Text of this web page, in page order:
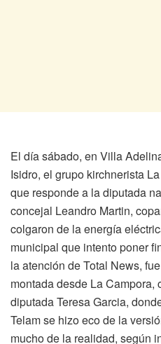
El día sábado, en Villa
Isidro, el grupo kirchnerista
que responde a la diputada
concejal Leandro Martin,
colgaron de la energía
municipal que intento poner
la atención de Total News,
montada desde La
diputada Teresa Garcia,
Telam se hizo eco de la
mucho de la realidad, según